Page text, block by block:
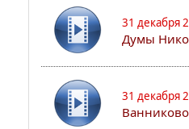
31 декабря
Думы
31 декабря